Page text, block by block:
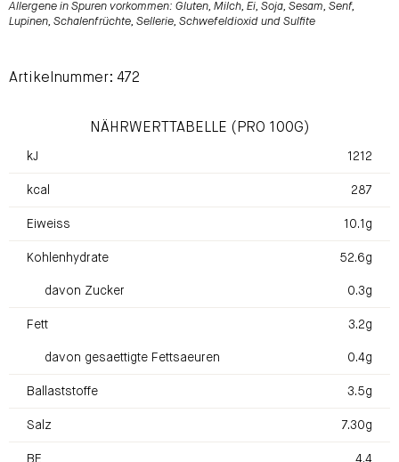
Allergene in Spuren vorkommen: Gluten, Milch, Ei, Soja, Sesam, Senf,
Lupinen, Schalenfrüchte, Sellerie, Schwefeldioxid und Sulfite
Artikelnummer: 472
NÄHRWERTTABELLE (PRO 100G)
kJ 1212
kcal 287
Eiweiss 10.1g
Kohlenhydrate 52.6g
davon Zucker 0.3g
Fett 3.2g
davon gesaettigte Fettsaeuren 0.4g
Ballaststoffe 3.5g
Salz 7.30g
BE 4.4